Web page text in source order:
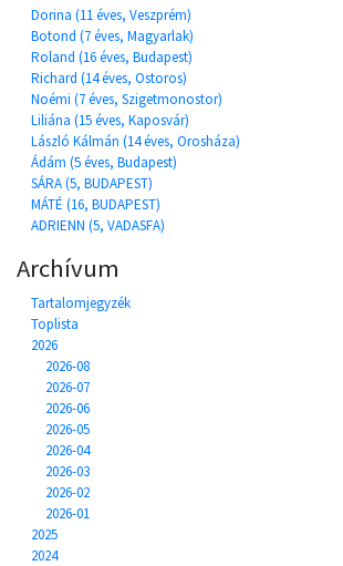
Dorina (11 éves, Veszprém)
Botond (7 éves, Magyarlak)
Roland (16 éves, Budapest)
Richard (14 éves, Ostoros)
Noémi (7 éves, Szigetmonostor)
Liliána (15 éves, Kaposvár)
László Kálmán (14 éves, Orosháza)
Ádám (5 éves, Budapest)
SÁRA (5, BUDAPEST)
MÁTÉ (16, BUDAPEST)
ADRIENN (5, VADASFA)
Archívum
Tartalomjegyzék
Toplista
2026
2026-08
2026-07
2026-06
2026-05
2026-04
2026-03
2026-02
2026-01
2025
2024